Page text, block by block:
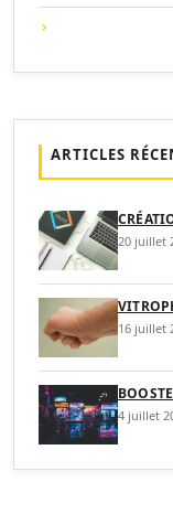
ARTICLES
20 juillet
16 juillet
4 juillet